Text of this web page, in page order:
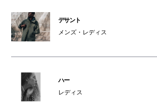
デサント
メンズ・レディス
ハー
レディス